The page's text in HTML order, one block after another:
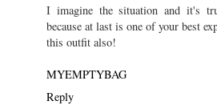
I imagine the situation and it's
because at last is one of your best
this outfit also!
MYEMPTYBAG
Reply